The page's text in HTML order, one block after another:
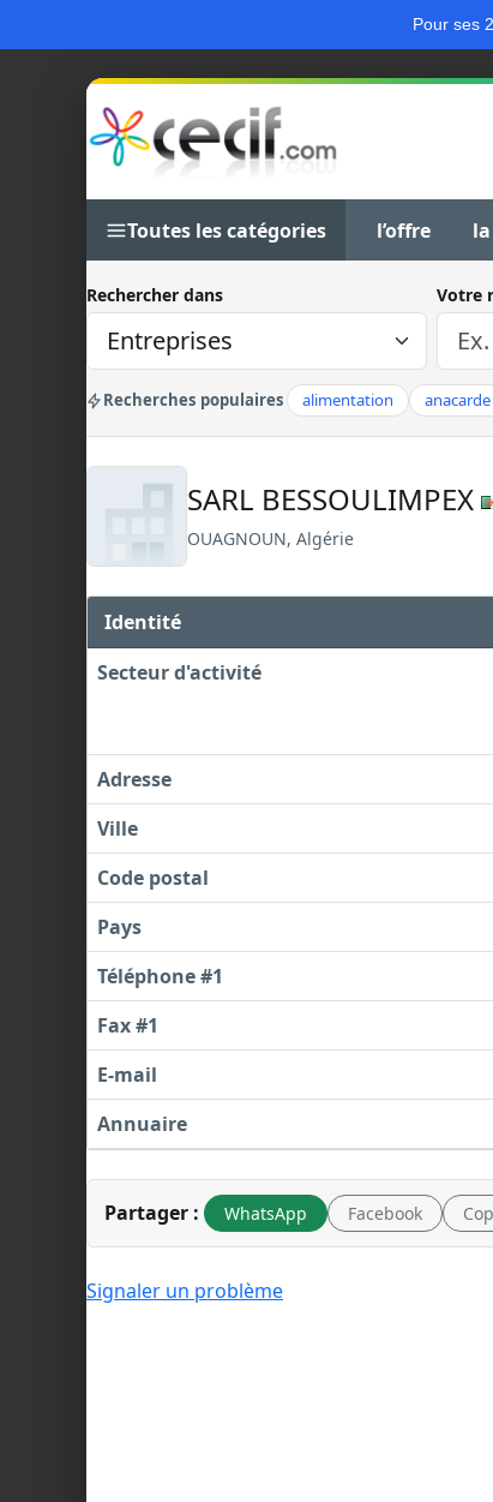
Pour ses
Toutes les catégories l’offre
Rechercher dans Votre
Recherches populaires alimentation anacarde
SARL BESSOULIMPEX
OUAGNOUN, Algérie
Identité
Secteur d'activité
Adresse
Ville
Code postal
Pays
Téléphone #1
Fax #1
E-mail
Annuaire
Partager : WhatsApp Facebook
Signaler un problème